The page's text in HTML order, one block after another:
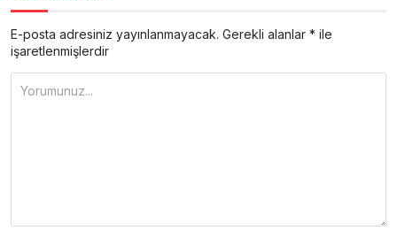
E-posta adresiniz yayınlanmayacak. Gerekli alanlar * ile
işaretlenmişlerdir